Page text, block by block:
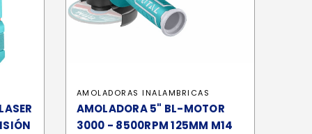
AMOLADORAS INALAMBRICAS
AMOLADORA 5" BL-MOTOR
3000 - 8500RPM 125MM M14